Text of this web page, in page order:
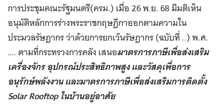
การประชุมคณะรัฐมนตรี(ครม.) เมื่อ 26 พ.ย. 68 มีมติเห็น
อนุมัติหลักการร่างพระราชกฤษฎีกาออกตามความใน
ประมวลรัษฎากร ว่าด้วยการยกเว้นรัษฎากร (ฉบับที่ ..) พ.ศ.
…. ตามที่กระทรวงการคลัง เสนอมาตรการภาษีเพื่อส่งเสริม
เครื่องจักร อุปกรณ์ประสิทธิภาพสูง และวัสดุเพื่อการ
อนุรักษ์พลังงาน และมาตรการภาษีเพื่อส่งเสริมการติดตั้ง
Solar Rooftop ในบ้านอยู่อาศัย